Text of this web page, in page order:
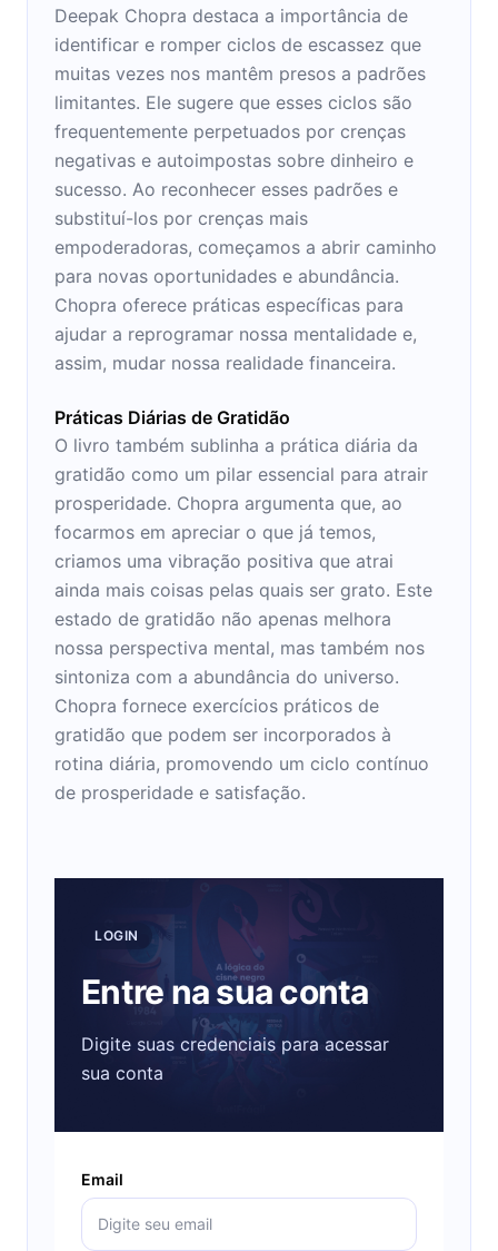
Deepak Chopra destaca a importância de
identificar e romper ciclos de escassez que
muitas vezes nos mantêm presos a padrões
limitantes. Ele sugere que esses ciclos são
frequentemente perpetuados por crenças
negativas e autoimpostas sobre dinheiro e
sucesso. Ao reconhecer esses padrões e
substituí-los por crenças mais
empoderadoras, começamos a abrir caminho
para novas oportunidades e abundância.
Chopra oferece práticas específicas para
ajudar a reprogramar nossa mentalidade e,
assim, mudar nossa realidade financeira.
Práticas Diárias de Gratidão
O livro também sublinha a prática diária da
gratidão como um pilar essencial para atrair
prosperidade. Chopra argumenta que, ao
focarmos em apreciar o que já temos,
criamos uma vibração positiva que atrai
ainda mais coisas pelas quais ser grato. Este
estado de gratidão não apenas melhora
nossa perspectiva mental, mas também nos
sintoniza com a abundância do universo.
Chopra fornece exercícios práticos de
gratidão que podem ser incorporados à
rotina diária, promovendo um ciclo contínuo
de prosperidade e satisfação.
LOGIN
Entre na sua conta
Digite suas credenciais para acessar
sua conta
Email